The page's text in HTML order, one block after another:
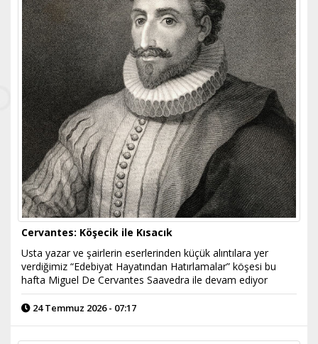
Cervantes: Köşecik ile Kısacık
Usta yazar ve şairlerin eserlerinden küçük alıntılara yer
verdiğimiz “Edebiyat Hayatından Hatırlamalar” köşesi bu
hafta Miguel De Cervantes Saavedra ile devam ediyor
24 Temmuz 2026 - 07:17